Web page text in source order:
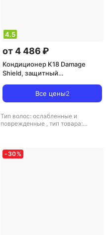
4.5
от 4 486 ₽
Кондиционер K18 Damage
Shield, защитный
жидк. унц.)Все цены2
Тип волос: ослабленные и
поврежденные , тип товара:
- 30%